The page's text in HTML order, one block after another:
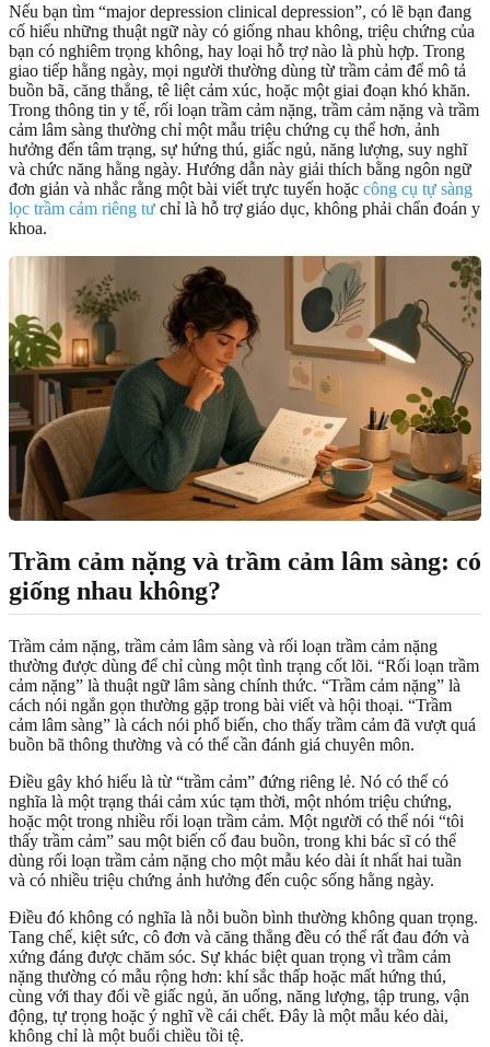
Nếu bạn tìm “major depression clinical depression”, có lẽ bạn đang
cố hiểu những thuật ngữ này có giống nhau không, triệu chứng của
bạn có nghiêm trọng không, hay loại hỗ trợ nào là phù hợp. Trong
giao tiếp hằng ngày, mọi người thường dùng từ trầm cảm để mô tả
buồn bã, căng thẳng, tê liệt cảm xúc, hoặc một giai đoạn khó khăn.
Trong thông tin y tế, rối loạn trầm cảm nặng, trầm cảm nặng và trầm
cảm lâm sàng thường chỉ một mẫu triệu chứng cụ thể hơn, ảnh
hưởng đến tâm trạng, sự hứng thú, giấc ngủ, năng lượng, suy nghĩ
và chức năng hằng ngày. Hướng dẫn này giải thích bằng ngôn ngữ
đơn giản và nhắc rằng một bài viết trực tuyến hoặc công cụ tự sàng
lọc trầm cảm riêng tư chỉ là hỗ trợ giáo dục, không phải chẩn đoán y
khoa.
Trầm cảm nặng và trầm cảm lâm sàng: có
giống nhau không?
Trầm cảm nặng, trầm cảm lâm sàng và rối loạn trầm cảm nặng
thường được dùng để chỉ cùng một tình trạng cốt lõi. “Rối loạn trầm
cảm nặng” là thuật ngữ lâm sàng chính thức. “Trầm cảm nặng” là
cách nói ngắn gọn thường gặp trong bài viết và hội thoại. “Trầm
cảm lâm sàng” là cách nói phổ biến, cho thấy trầm cảm đã vượt quá
buồn bã thông thường và có thể cần đánh giá chuyên môn.
Điều gây khó hiểu là từ “trầm cảm” đứng riêng lẻ. Nó có thể có
nghĩa là một trạng thái cảm xúc tạm thời, một nhóm triệu chứng,
hoặc một trong nhiều rối loạn trầm cảm. Một người có thể nói “tôi
thấy trầm cảm” sau một biến cố đau buồn, trong khi bác sĩ có thể
dùng rối loạn trầm cảm nặng cho một mẫu kéo dài ít nhất hai tuần
và có nhiều triệu chứng ảnh hưởng đến cuộc sống hằng ngày.
Điều đó không có nghĩa là nỗi buồn bình thường không quan trọng.
Tang chế, kiệt sức, cô đơn và căng thẳng đều có thể rất đau đớn và
xứng đáng được chăm sóc. Sự khác biệt quan trọng vì trầm cảm
nặng thường có mẫu rộng hơn: khí sắc thấp hoặc mất hứng thú,
cùng với thay đổi về giấc ngủ, ăn uống, năng lượng, tập trung, vận
động, tự trọng hoặc ý nghĩ về cái chết. Đây là một mẫu kéo dài,
không chỉ là một buổi chiều tồi tệ.